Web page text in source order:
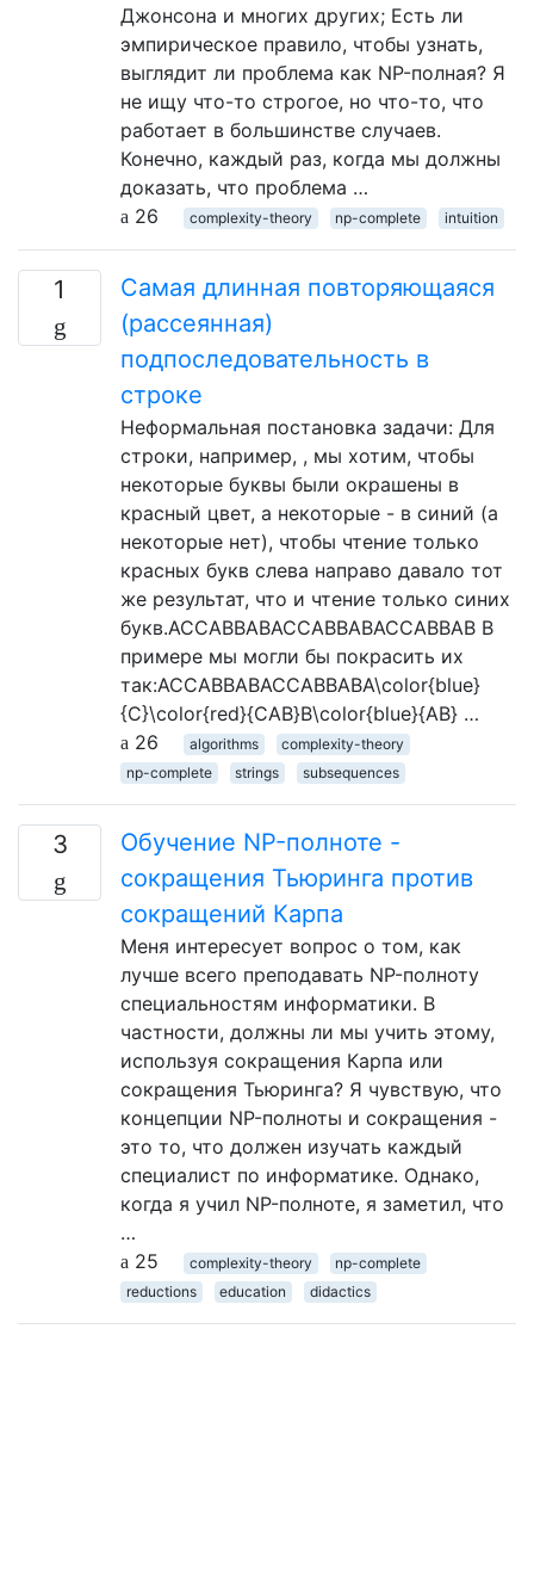
Джонсона и многих других; Есть ли
эмпирическое правило, чтобы узнать,
выглядит ли проблема как NP-полная? Я
не ищу что-то строгое, но что-то, что
работает в большинстве случаев.
Конечно, каждый раз, когда мы должны
доказать, что проблема …
26
complexity-theory np-complete intuition
1
Самая длинная повторяющаяся
(рассеянная)
подпоследовательность в
строке
Неформальная постановка задачи: Для
строки, например, , мы хотим, чтобы
некоторые буквы были окрашены в
красный цвет, а некоторые - в синий (а
некоторые нет), чтобы чтение только
красных букв слева направо давало тот
же результат, что и чтение только синих
букв.ACCABBABACCABBABACCABBAB В
примере мы могли бы покрасить их
так:ACCABBABACCABBABA\color{blue}
{C}\color{red}{CAB}B\color{blue}{AB} …
26
algorithms
complexity-theory
np-complete
strings subsequences
3
Обучение NP-полноте -
сокращения Тьюринга против
сокращений Карпа
Меня интересует вопрос о том, как
лучше всего преподавать NP-полноту
специальностям информатики. В
частности, должны ли мы учить этому,
используя сокращения Карпа или
сокращения Тьюринга? Я чувствую, что
концепции NP-полноты и сокращения -
это то, что должен изучать каждый
специалист по информатике. Однако,
когда я учил NP-полноте, я заметил, что
…
25
complexity-theory
np-complete
reductions
education didactics